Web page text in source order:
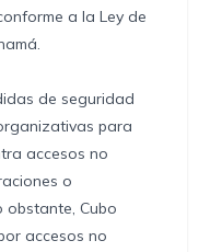
a la Ley de
de seguridad
para
accesos no
o
obstante, Cubo
accesos no